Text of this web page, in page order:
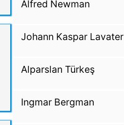
Alfred Newman
Johann Kaspar Lavater
Alparslan Türkeş
Ingmar Bergman